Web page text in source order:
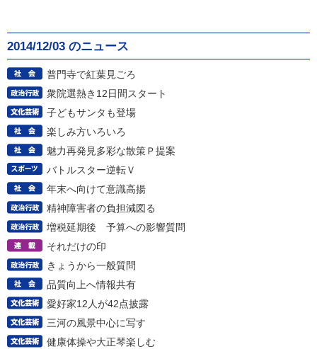
2014/12/03 のニュース
普門寺で紅葉見ごろ
衆院選熱き12日間スタート
子どもサンタも登場
楽しみ方いろいろ
魅力再発見多彩な散策Ｐ提案
バトルスター逆転Ｖ
年末へ向けて意識高揚
精神障害者の負担減図る
増税延期後 予算への影響質問
それだけの印
きょうから一般質問
品質向上へ情報共有
愛好家12人が42点披露
三河の風景中心に写す
健康体操や大正琴楽しむ